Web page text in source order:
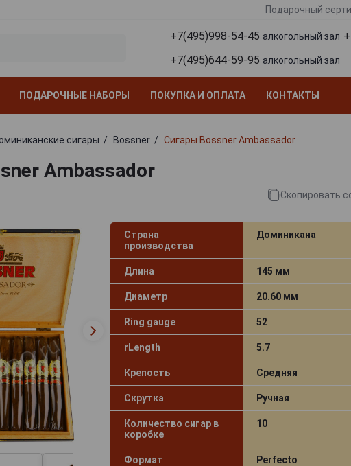
Подарочный
+7(495)998-54-45 алкогольный зал
+7(495)644-59-95 алкогольный зал
ПОДАРОЧНЫЕ НАБОРЫ ПОКУПКА И ОПЛАТА КОНТАКТЫ
сигары Bossner Сигары Bossner Ambassador
Ambassador
Скопировать
Страна
производства
Доминикана
Длина 145 мм
Диаметр 20.60 мм
Ring gauge 52
rLength 5.7
Крепость Средняя
Скрутка Ручная
Количество сигар в
коробке
10
Формат Perfecto